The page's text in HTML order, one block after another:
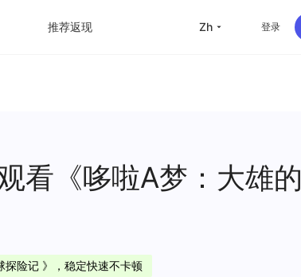
海外直播
推荐返现 zh 登录
看《哆啦A梦：大雄的
探险记 》，稳定快速不卡顿